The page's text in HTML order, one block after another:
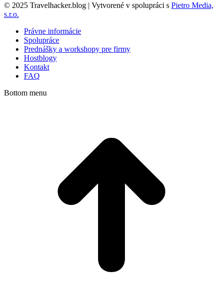
© 2025 Travelhacker.blog | Vytvorené v spolupráci s Pietro Media,
s.r.o.
Právne informácie
Spolupráce
Prednášky a workshopy pre firmy
Hostblogy
Kontakt
FAQ
Bottom menu